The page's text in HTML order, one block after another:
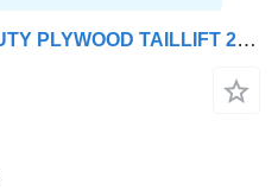
System Trailers HEAVY DUTY PLYWOOD TAILLIFT 2x LIFTAXLE